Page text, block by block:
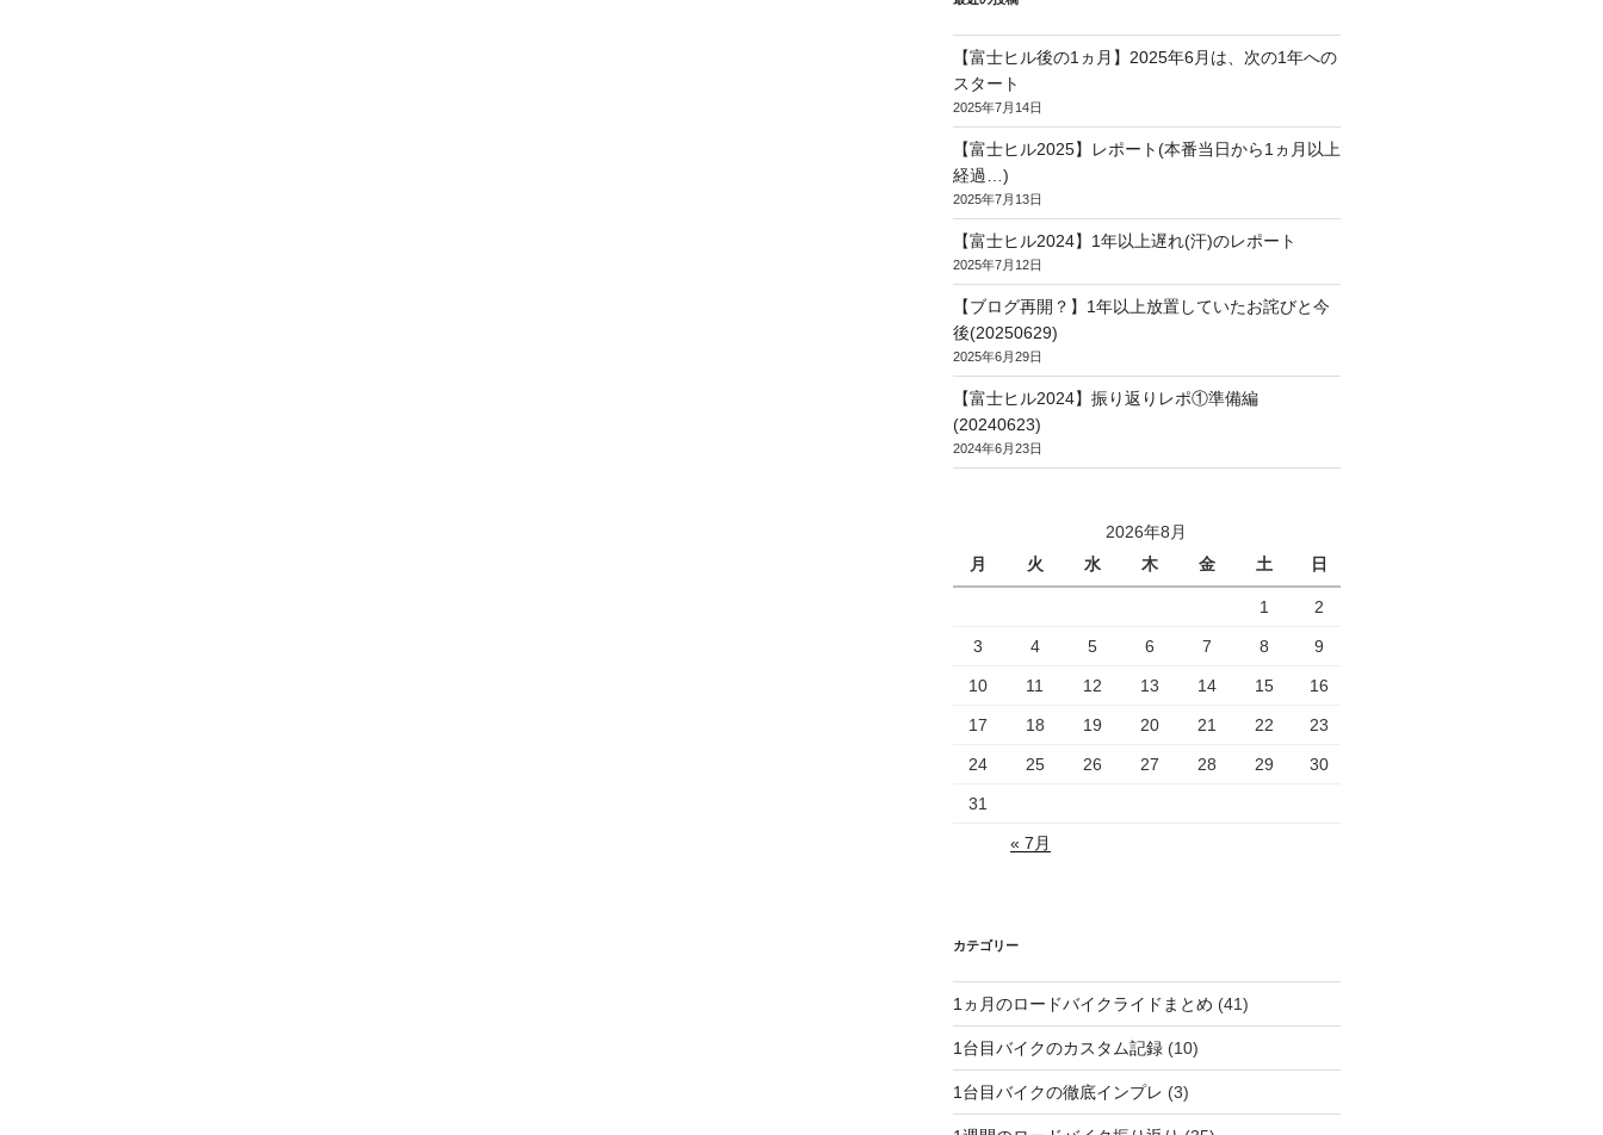
【富士ヒル後の1ヵ月】2025年6月は、次の1年への
スタート
2025年7月14日
【富士ヒル2025】レポート(本番当日から1ヵ月以上
経過…)
2025年7月13日
【富士ヒル2024】1年以上遅れ(汗)のレポート
2025年7月12日
【ブログ再開？】1年以上放置していたお詫びと今
後(20250629)
2025年6月29日
【富士ヒル2024】振り返りレポ①準備編
(20240623)
2024年6月23日
2026年8月
月
火 水 木 金 土 日
1 2
3 4 5 6 7 8 9
10 11 12 13 14 15 16
17 18 19 20 21 22 23
24 25 26 27 28 29 30
31
« 7月
カテゴリー
1ヵ月のロードバイクライドまとめ (41)
1台目バイクのカスタム記録(10)
1台目バイクの徹底インプレ (3)